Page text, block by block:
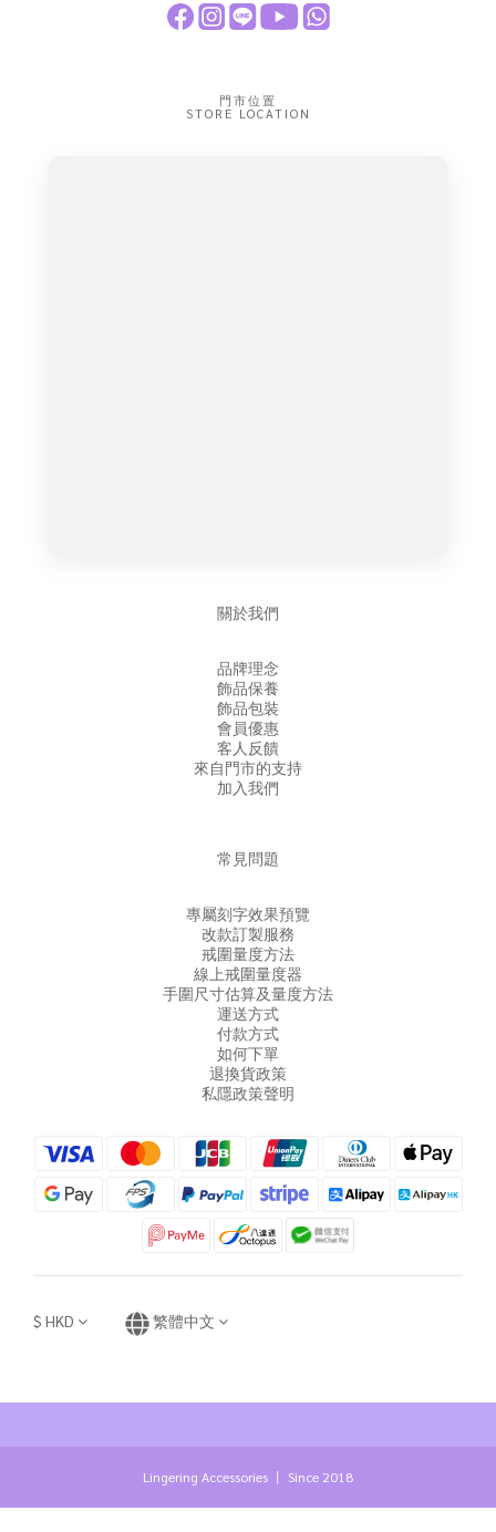
門市位置
STORE LOCATION
關於我們
品牌理念
飾品保養
飾品包裝
會員優惠
客人反饋
來自門市的支持
加入我們
常見問題
專屬刻字效果預覽
改款訂製服務
戒圍量度方法
線上戒圍量度器
手圍尺寸估算及量度方法
運送方式
付款方式
如何下單
退換貨政策
私隱政策聲明
$ HKD 繁體中文
Lingering Accessories 丨 Since 2018